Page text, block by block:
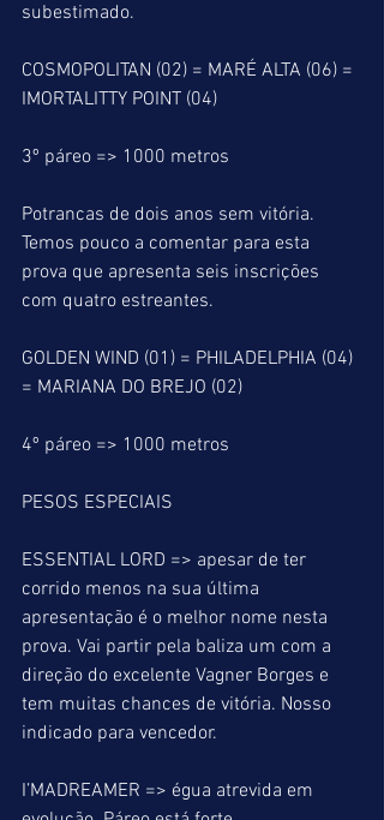
subestimado.
COSMOPOLITAN (02) = MARÉ ALTA (06) =
IMORTALITTY POINT (04)
3º páreo => 1000 metros
Potrancas de dois anos sem vitória.
Temos pouco a comentar para esta
prova que apresenta seis inscrições
com quatro estreantes.
GOLDEN WIND (01) = PHILADELPHIA (04)
= MARIANA DO BREJO (02)
4º páreo => 1000 metros
PESOS ESPECIAIS
ESSENTIAL LORD => apesar de ter
corrido menos na sua última
apresentação é o melhor nome nesta
prova. Vai partir pela baliza um com a
direção do excelente Vagner Borges e
tem muitas chances de vitória. Nosso
indicado para vencedor.
I’MADREAMER => égua atrevida em